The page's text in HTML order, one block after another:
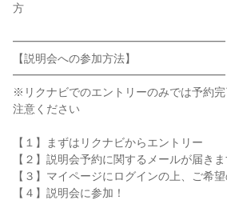
方
━━━━━━━━━━━━━━━━━━━
【説明会への参加方法】
━━━━━━━━━━━━━━━━━━━
※リクナビでのエントリーのみでは予約
注意ください
【１】まずはリクナビからエントリー
【２】説明会予約に関するメールが届きま
【３】マイページにログインの上、ご希
【４】説明会に参加！